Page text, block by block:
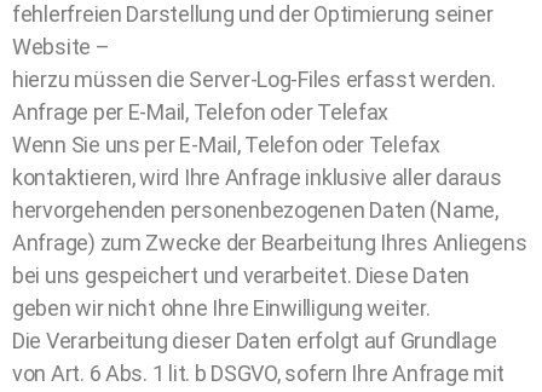
fehlerfreien Darstellung und der Optimierung seiner
Website –
hierzu müssen die Server-Log-Files erfasst werden.
Anfrage per E-Mail, Telefon oder Telefax
Wenn Sie uns per E-Mail, Telefon oder Telefax
kontaktieren, wird Ihre Anfrage inklusive aller daraus
hervorgehenden personenbezogenen Daten (Name,
Anfrage) zum Zwecke der Bearbeitung Ihres Anliegens
bei uns gespeichert und verarbeitet. Diese Daten
geben wir nicht ohne Ihre Einwilligung weiter.
Die Verarbeitung dieser Daten erfolgt auf Grundlage
von Art. 6 Abs. 1 lit. b DSGVO, sofern Ihre Anfrage mit